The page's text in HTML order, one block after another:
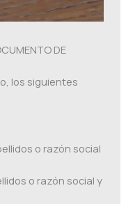
DE
los siguientes
o razón social
o razón social y